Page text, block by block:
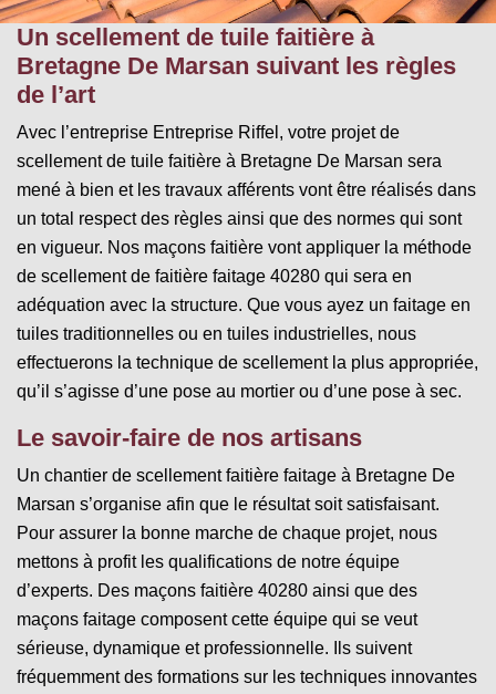
Un scellement de tuile faitière à
Bretagne De Marsan suivant les règles
de l’art
Avec l’entreprise Entreprise Riffel, votre projet de
scellement de tuile faitière à Bretagne De Marsan sera
mené à bien et les travaux afférents vont être réalisés dans
un total respect des règles ainsi que des normes qui sont
en vigueur. Nos maçons faitière vont appliquer la méthode
de scellement de faitière faitage 40280 qui sera en
adéquation avec la structure. Que vous ayez un faitage en
tuiles traditionnelles ou en tuiles industrielles, nous
effectuerons la technique de scellement la plus appropriée,
qu’il s’agisse d’une pose au mortier ou d’une pose à sec.
Le savoir-faire de nos artisans
Un chantier de scellement faitière faitage à Bretagne De
Marsan s’organise afin que le résultat soit satisfaisant.
Pour assurer la bonne marche de chaque projet, nous
mettons à profit les qualifications de notre équipe
d’experts. Des maçons faitière 40280 ainsi que des
maçons faitage composent cette équipe qui se veut
sérieuse, dynamique et professionnelle. Ils suivent
fréquemment des formations sur les techniques innovantes